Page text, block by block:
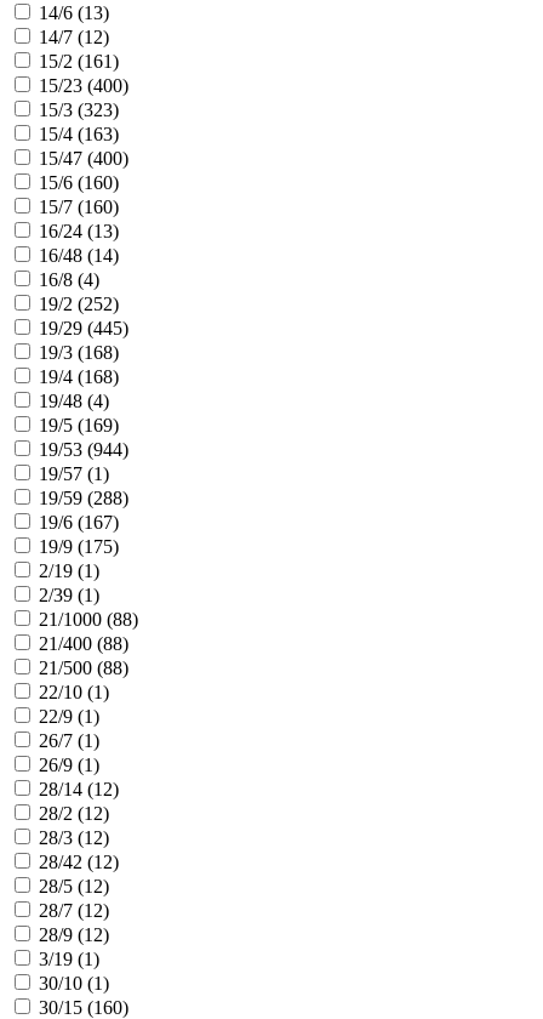
14/6 (13)
14/7 (12)
15/2 (161)
15/23 (400)
15/3 (323)
15/4 (163)
15/47 (400)
15/6 (160)
15/7 (160)
16/24 (13)
16/48 (14)
16/8 (4)
19/2 (252)
19/29 (445)
19/3 (168)
19/4 (168)
19/48 (4)
19/5 (169)
19/53 (944)
19/57 (1)
19/59 (288)
19/6 (167)
19/9 (175)
2/19 (1)
2/39 (1)
21/1000 (88)
21/400 (88)
21/500 (88)
22/10 (1)
22/9 (1)
26/7 (1)
26/9 (1)
28/14 (12)
28/2 (12)
28/3 (12)
28/42 (12)
28/5 (12)
28/7 (12)
28/9 (12)
3/19 (1)
30/10 (1)
30/15 (160)